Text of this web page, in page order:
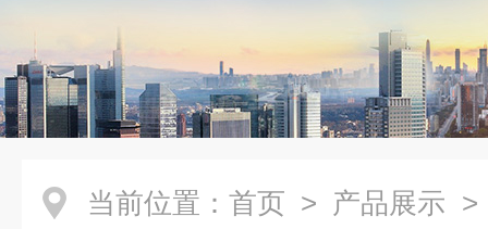
当前位置： 首页 > 产品展示